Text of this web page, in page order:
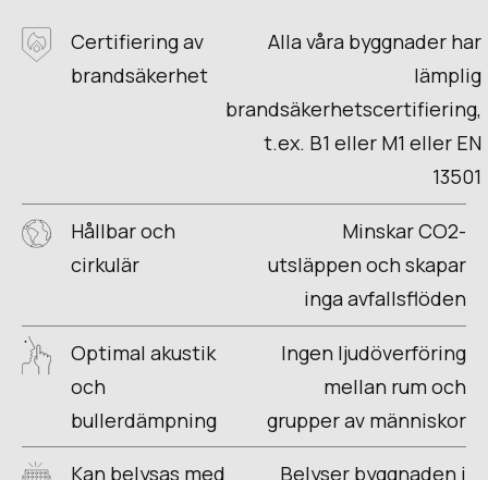
Certifiering av
brandsäkerhet
Alla våra byggnader har
lämplig
brandsäkerhetscertifiering,
t.ex. B1 eller M1 eller EN
13501
Hållbar och
cirkulär
Minskar CO2-
utsläppen och skapar
inga avfallsflöden
Optimal akustik
och
bullerdämpning
Ingen ljudöverföring
mellan rum och
grupper av människor
Kan belysas med
Belyser byggnaden i